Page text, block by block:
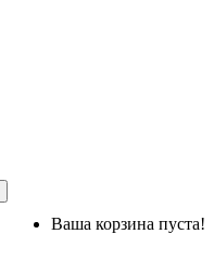
Ваша корзина пуста!